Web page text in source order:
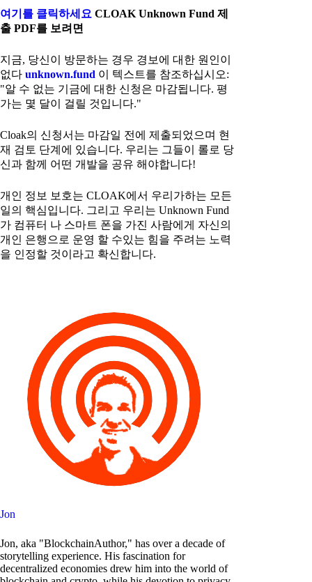
여기를 클릭하세요 CLOAK Unknown Fund 제
출 PDF를 보려면
지금, 당신이 방문하는 경우 경보에 대한 원인이
없다 unknown.fund 이 텍스트를 참조하십시오:
"알 수 없는 기금에 대한 신청은 마감됩니다. 평
가는 몇 달이 걸릴 것입니다."
Cloak의 신청서는 마감일 전에 제출되었으며 현
재 검토 단계에 있습니다. 우리는 그들이 롤로 당
신과 함께 어떤 개발을 공유 해야합니다!
개인 정보 보호는 CLOAK에서 우리가하는 모든
일의 핵심입니다. 그리고 우리는 Unknown Fund
가 컴퓨터 나 스마트 폰을 가진 사람에게 자신의
개인 은행으로 운영 할 수있는 힘을 주려는 노력
을 인정할 것이라고 확신합니다.
Jon
Jon, aka "BlockchainAuthor," has over a decade of
storytelling experience. His fascination for
decentralized economies drew him into the world of